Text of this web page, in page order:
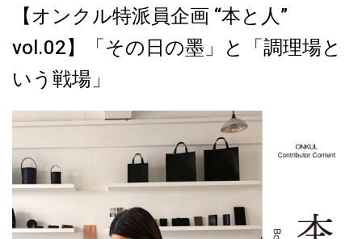
【オンクル特派員企画 “本と人”
vol.02】「その日の墨」と「調理場と
いう戦場」